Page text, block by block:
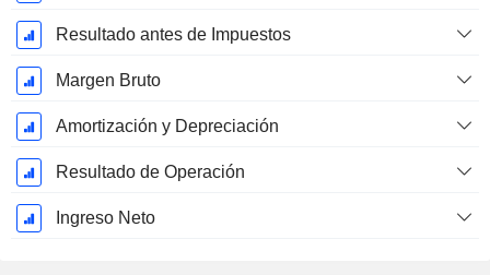
Resultado antes de Impuestos
Margen Bruto
Amortización y Depreciación
Resultado de Operación
Ingreso Neto